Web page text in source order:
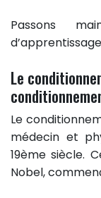
Passons
Le
Le
médecin et
19ème siècle.
Nobel,